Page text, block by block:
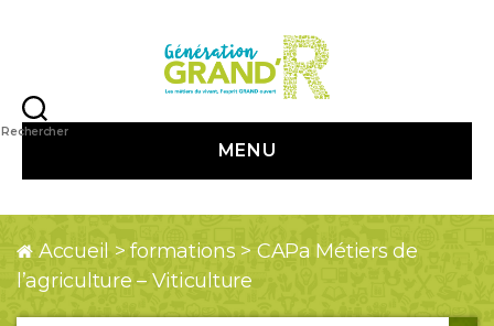
Rechercher
R
MENU
Accueil >formations > CAPa Métiers de
l’agriculture – Viticulture